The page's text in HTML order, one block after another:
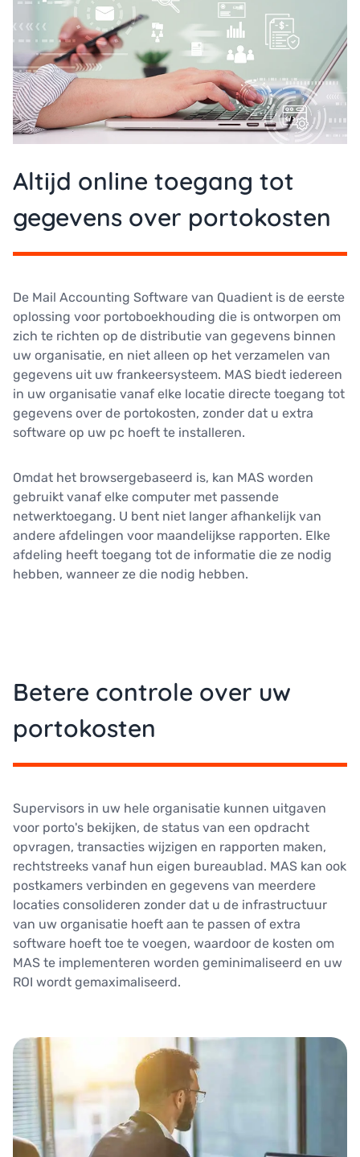
Altijd online toegang tot
gegevens over portokosten
De Mail Accounting Software van Quadient is de eerste
oplossing voor portoboekhouding die is ontworpen om
zich te richten op de distributie van gegevens binnen
uw organisatie, en niet alleen op het verzamelen van
gegevens uit uw frankeersysteem. MAS biedt iedereen
in uw organisatie vanaf elke locatie directe toegang tot
gegevens over de portokosten, zonder dat u extra
software op uw pc hoeft te installeren.
Omdat het browsergebaseerd is, kan MAS worden
gebruikt vanaf elke computer met passende
netwerktoegang. U bent niet langer afhankelijk van
andere afdelingen voor maandelijkse rapporten. Elke
afdeling heeft toegang tot de informatie die ze nodig
hebben, wanneer ze die nodig hebben.
Betere controle over uw
portokosten
Supervisors in uw hele organisatie kunnen uitgaven
voor porto's bekijken, de status van een opdracht
opvragen, transacties wijzigen en rapporten maken,
rechtstreeks vanaf hun eigen bureaublad. MAS kan ook
postkamers verbinden en gegevens van meerdere
locaties consolideren zonder dat u de infrastructuur
van uw organisatie hoeft aan te passen of extra
software hoeft toe te voegen, waardoor de kosten om
MAS te implementeren worden geminimaliseerd en uw
ROI wordt gemaximaliseerd.